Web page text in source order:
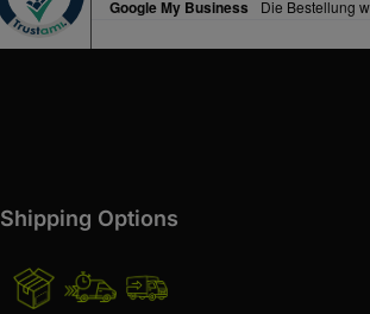
Shipping Options